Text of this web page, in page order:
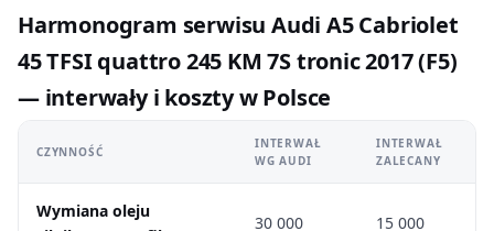
Harmonogram serwisu Audi A5 Cabriolet
45 TFSI quattro 245 KM 7S tronic 2017 (F5)
— interwały i koszty w Polsce
CZYNNOŚĆ
INTERWAŁ
WG AUDI
INTERWAŁ
ZALECANY
Wymiana oleju
30 000 15 000